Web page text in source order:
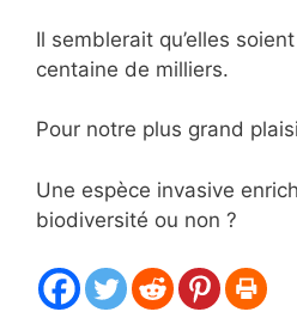
Il semblerait qu’elles
centaine de milliers.
Pour notre plus grand
Une espèce invasive
biodiversité ou non ?